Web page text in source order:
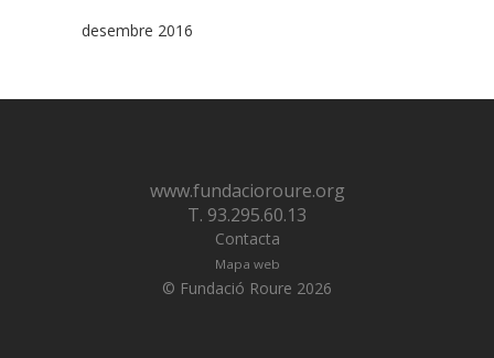
desembre 2016
www.fundacioroure.org
T. 93.295.60.13
Contacta
Mapa web
© Fundació Roure 2026